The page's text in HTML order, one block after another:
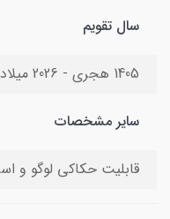
سال تقویم
1405 هجری - 2026 میلادی
سایر مشخصات
قابلیت حکاکی لوگو و